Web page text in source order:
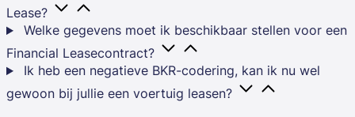
Lease?
Welke gegevens moet ik beschikbaar stellen voor een
Financial Leasecontract?
Ik heb een negatieve BKR-codering, kan ik nu wel
gewoon bij jullie een voertuig leasen?